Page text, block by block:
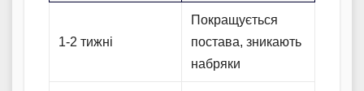
1-2 тижні
Покращується
постава, зникають
набряки